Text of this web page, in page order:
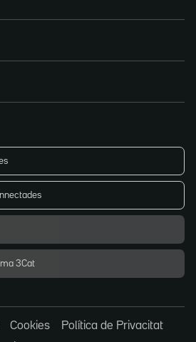
3Cat
Cookies
Política de Privacitat